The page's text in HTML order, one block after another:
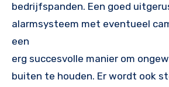
bedrijfspanden. Een goed
alarmsysteem met eventueel
een
erg succesvolle manier om
buiten te houden. Er wordt ook